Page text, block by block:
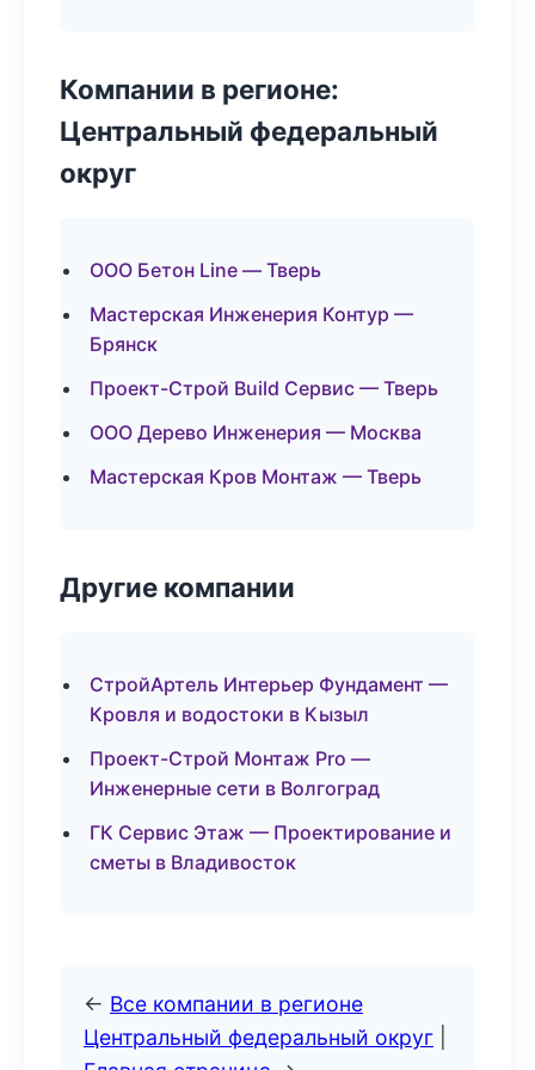
Компании в регионе:
Центральный федеральный
округ
ООО Бетон Line — Тверь
Мастерская Инженерия Контур —
Брянск
Проект-Строй Build Сервис — Тверь
ООО Дерево Инженерия — Москва
Мастерская Кров Монтаж — Тверь
Другие компании
СтройАртель Интерьер Фундамент —
Кровля и водостоки в Кызыл
Проект-Строй Монтаж Pro —
Инженерные сети в Волгоград
ГК Сервис Этаж — Проектирование и
сметы в Владивосток
← Все компании в регионе
Центральный федеральный округ